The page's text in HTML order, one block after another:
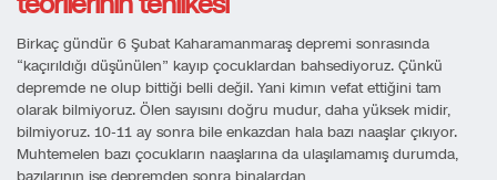
Birkaç gündür 6 Şubat Kaharamanmaraş depremi sonrasında
“kaçırıldığı düşünülen” kayıp çocuklardan bahsediyoruz. Çünkü
depremde ne olup bittiği belli değil. Yani kimın vefat ettiğini tam
olarak bilmiyoruz. Ölen sayısını doğru mudur, daha yüksek midir,
bilmiyoruz. 10-11 ay sonra bile enkazdan hala bazı naaşlar çıkıyor.
Muhtemelen bazı çocukların naaşlarına da ulaşılamamış durumda,